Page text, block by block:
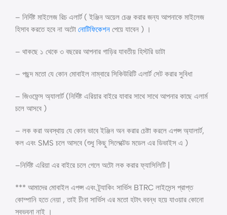
– নির্দিষ্ট মাইলেজ রিচ এলার্ট ( ইঞ্জিন অয়েল চেঞ্জ করার জন্য আপনাকে মাইলেজ
হিসাব করতে হবে না অটো নোটিফিকেশন পেয়ে যাবেন ) ।
– থাকছে ১ থেকে ৩ বছরের আপনার গাড়ির যাবতীয় হিস্টরি ডাটা
– পছন্দ মতো যে কোন মোবাইল নাম্বারে সিকিউরিটি এলার্ট সেট করার সুবিধা
– জিওফেন্স অ্যালার্ট (নির্দিষ্ট এরিয়ার বাইরে যাবার সাথে সাথে আপনার কাছে এলার্ম
চলে আসবে )
– লক করা অবস্থায় যে কোন ভাবে ইঞ্জিন অন করার চেষ্টা করলে এপপ্স অ্যালার্ট,
কল এবং SMS চলে আসবে (শুধু কিছু সিলেক্টেড মডেল এর ডিভাইস এ )
–নির্দিষ্ট এরিয়া এর বাইরে চলে গেলে অটো লক করার ফ্যাসিলিটি |
*** আমাদের মোবাইল এপপ্স এবং ট্র্যাকিং সার্ভিস BTRC লাইসেন্স প্রাপ্ত
কোম্পানি হতে নেয়া , তাই চীনা সার্ভিস এর মতো হটাৎ ববন্ধ হয়ে যাওয়ার কোনো
স্বভবনা নাই ।